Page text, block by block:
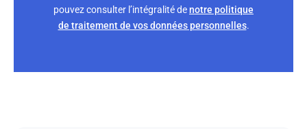
pouvez consulter l’intégralité denotre politique
de traitement de vos données personnelles.